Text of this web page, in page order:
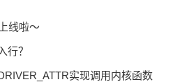
线啦～
行？
实现调用内核函数